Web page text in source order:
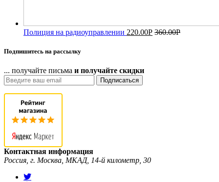
Полиция на радиоуправлении 220.00Р 360.00Р
Подпишитесь на рассылку
... получайте письма и получайте скидки
Подписаться
Контактная информация
Россия, г. Москва, МКАД, 14-й километр, 30